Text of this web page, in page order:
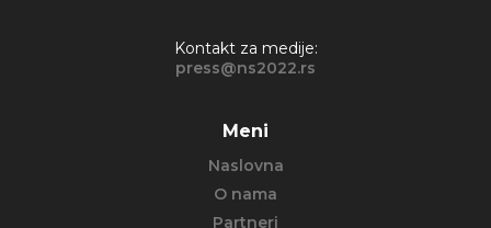
Kontakt za medije:
press@ns2022.rs
Meni
Naslovna
O nama
Partneri